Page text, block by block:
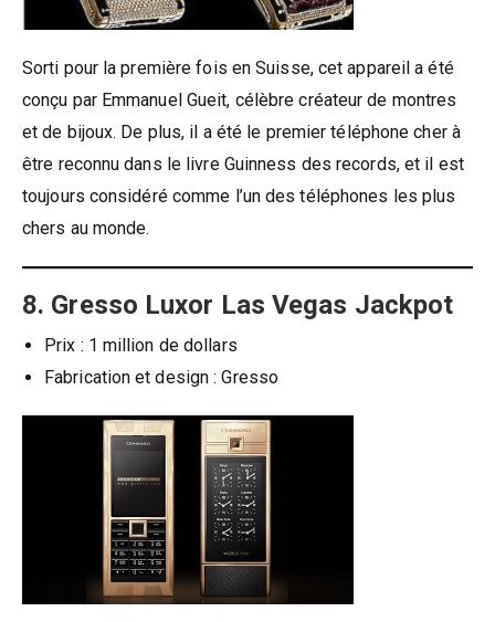
Sorti pour la première fois en Suisse, cet appareil a été
conçu par Emmanuel Gueit, célèbre créateur de montres
et de bijoux. De plus, il a été le premier téléphone cher à
être reconnu dans le livre Guinness des records, et il est
toujours considéré comme l’un des téléphones les plus
chers au monde.
8. Gresso Luxor Las Vegas Jackpot
Prix ​​: 1 million de dollars
Fabrication et design : Gresso